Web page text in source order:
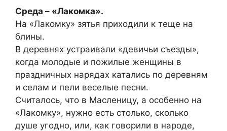
Среда – «Лакомка».
На «Лакомку» зятья приходили к теще на
блины.
В деревнях устраивали «девичьи съезды»,
когда молодые и пожилые женщины в
праздничных нарядах катались по деревням
и селам и пели веселые песни.
Считалось, что в Масленицу, а особенно на
«Лакомку», нужно есть столько, сколько
душе угодно, или, как говорили в народе,